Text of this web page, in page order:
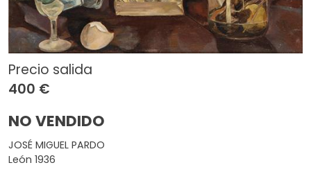
Precio salida
400 €
NO VENDIDO
JOSÉ MIGUEL PARDO
León 1936